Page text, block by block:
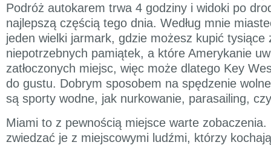
Podróż autokarem trwa 4 godziny i widoki po
najlepszą częścią tego dnia. Według mnie
jeden wielki jarmark, gdzie możesz kupić tysiące
niepotrzebnych pamiątek, a które Amerykanie
zatłoczonych miejsc, więc może dlatego Key
do gustu. Dobrym sposobem na spędzenie
są sporty wodne, jak nurkowanie, parasailing,
Miami to z pewnością miejsce warte zobaczenia.
zwiedzać je z miejscowymi ludźmi, którzy